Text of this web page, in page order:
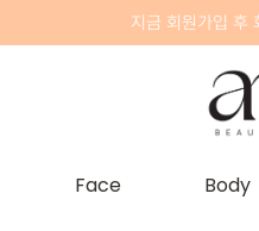
지금 회원가입 후
Face Body